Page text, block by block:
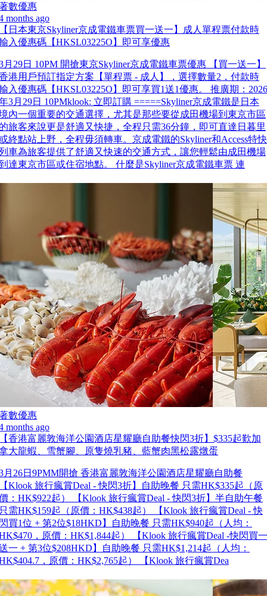
數優惠
months ago
日本東京Skyliner京成電鐵車票買一送一】成人單程票付款時
入優惠碼【HKSL03225O】即可享優惠
月29日 10PM 開搶東京Skyliner京成電鐵車票優惠 【買一送一】
港用戶預訂指定方案【單程票 - 成人】，選擇數量2，付款時
入優惠碼【HKSL03225O】即可享買1送1優惠。 推廣期：2026
3月29日 10PMklook: 立即訂購 =====Skyliner京成電鐵是日本
內一個重要的交通選擇，尤其是那些要從成田機場到東京市區
旅客來說更是舒適又快捷，全程只需36分鐘，即可直達日暮里
終點站上野，全程毋須轉車。京成電鐵的Skyliner和Access特快
車為旅客提供了舒適又快速的交通方式，讓您輕鬆由成田機場
達東京市區或住宿地點。 什麼是Skyliner京成電鐵車票 連
數優惠
months ago
香港富麗敦海洋公園酒店星耀廳自助餐快閃3折】$335起歎加
大龍蝦、雪蟹腳、原隻燒乳豬、藍蟹肉黑松露燉蛋
月26日9PMM開搶 香港富麗敦海洋公園酒店星耀廳自助餐
Klook 旅行瘋賞Deal - 快閃3折】自助晚餐 只需HK$335起（原
：HK$922起） 【Klook 旅行瘋賞Deal - 快閃3折】半自助午餐
需HK$159起（原價：HK$438起） 【Klook 旅行瘋賞Deal - 快
買1位 + 第2位$18HKD】自助晚餐 只需HK$940起（人均：
，原價：HK$1,844起） 【Klook 旅行瘋賞Deal -快閃買一
一 + 第3位$208HKD】自助晚餐 只需HK$1,214起（人均：
，原價：HK$2,765起） 【Klook 旅行瘋賞Dea